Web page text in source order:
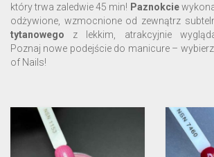
który trwa zaledwie 45 min! Paznokcie
odżywione, wzmocnione od zewnątrz
tytanowego z lekkim, atrakcyjnie
Poznaj nowe podejście do manicure –
of Nails!